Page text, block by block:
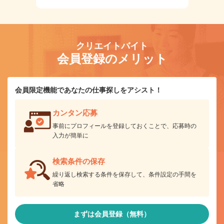
クリエイトバイト
会員登録のメリット
会員限定機能であなたの仕事探しをアシスト！
カンタン応募
事前にプロフィールを登録しておくことで、応募時の
入力が簡単に
検索条件の保存
繰り返し検索する条件を保存して、条件設定の手間を
省略
まずは会員登録（無料）